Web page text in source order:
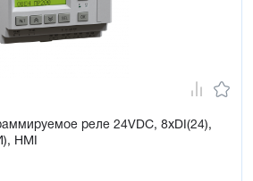
реле 24VDC, 8xDI(24),
HMI